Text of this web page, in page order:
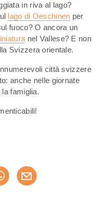
in riva al lago?
lago di Oeschinen per
fuoco? O ancora un
nel Vallese? E non
Svizzera orientale.
città svizzere
anche nelle giornate
famiglia.
ora